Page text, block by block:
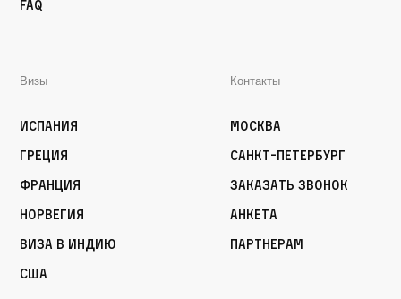
FAQ
Визы
Испания
Греция
Франция
Норвегия
Виза в Индию
США
Контакты
Москва
Санкт-Петербург
Заказать звонок
Анкета
Партнерам